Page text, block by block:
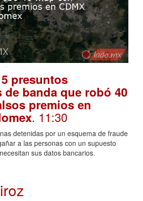
presuntos
de banda que robó 40
premios en
. 11:30
detenidas por un esquema de fraude
a las personas con un supuesto
sus datos bancarios.